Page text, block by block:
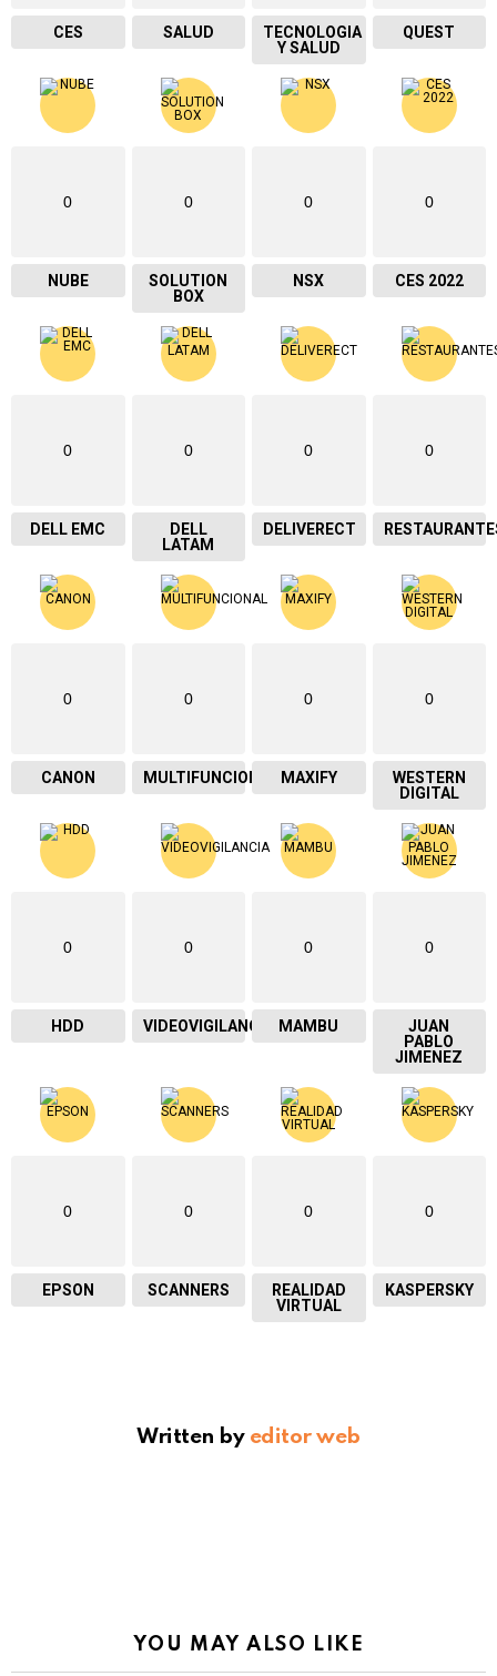
CES SALUD
TECNOLOGIA
Y SALUD
QUEST
0
NUBE
0
SOLUTION
BOX
0
NSX
0
CES 2022
0
DELL EMC
0
DELL
LATAM
0
DELIVERECT
0
0
CANON
0
MULTIFUNCIONAL
0
MAXIFY
0
WESTERN
DIGITAL
0
HDD
0
VIDEOVIGILANCIA
0
MAMBU
0
JUAN
PABLO
JIMENEZ
0
EPSON
0
SCANNERS
0
REALIDAD
VIRTUAL
0
KASPERSKY
Written by editor web
YOU MAY ALSO LIKE